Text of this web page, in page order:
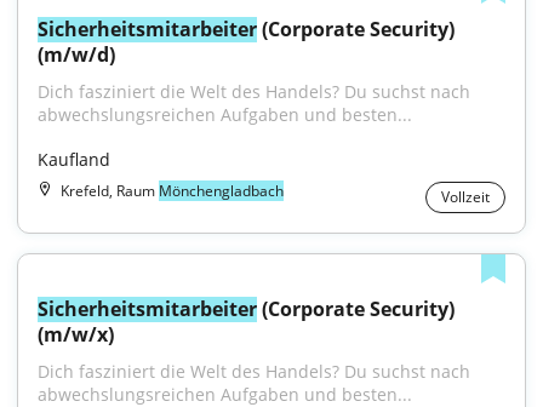
Sicherheitsmitarbeiter (Corporate Security)
(m/w/d)
Dich fasziniert die Welt des Handels? Du suchst nach
abwechslungsreichen Aufgaben und besten...
Kaufland
Krefeld, Raum Mönchengladbach Vollzeit
Sicherheitsmitarbeiter (Corporate Security)
(m/w/x)
Dich fasziniert die Welt des Handels? Du suchst nach
abwechslungsreichen Aufgaben und besten...